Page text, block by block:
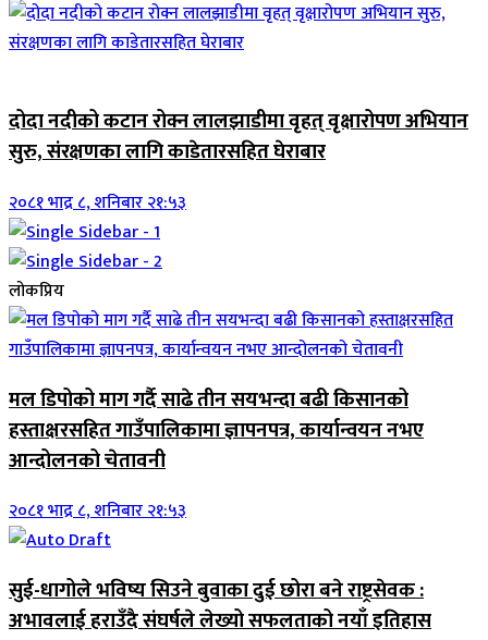
दोदा नदीको कटान रोक्न लालझाडीमा वृहत् वृक्षारोपण अभियान
सुरु, संरक्षणका लागि काडेतारसहित घेराबार
२०८१ भाद्र ८, शनिबार २१:५३
लोकप्रिय
मल डिपोको माग गर्दै साढे तीन सयभन्दा बढी किसानको
हस्ताक्षरसहित गाउँपालिकामा ज्ञापनपत्र, कार्यान्वयन नभए
आन्दोलनको चेतावनी
२०८१ भाद्र ८, शनिबार २१:५३
सुई-धागोले भविष्य सिउने बुवाका दुई छोरा बने राष्ट्रसेवक :
अभावलाई हराउँदै संघर्षले लेख्यो सफलताको नयाँ इतिहास